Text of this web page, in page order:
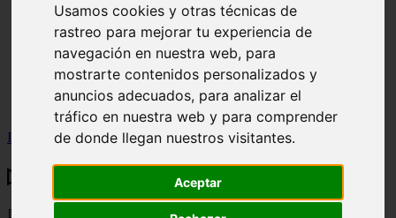
Usamos cookies y otras técnicas de
rastreo para mejorar tu experiencia de
navegación en nuestra web, para
mostrarte contenidos personalizados y
anuncios adecuados, para analizar el
tráfico en nuestra web y para comprender
de donde llegan nuestros visitantes.
Aceptar
articulos
canal tv
nombres para gatos
novedades
tablon de anuncios
uncategorized
zona pro
Inicio gatos2 >▷ ¿Los perros pueden comer granada?
▷ ¿Los perros pueden comer granada?
📅 29/05/2025